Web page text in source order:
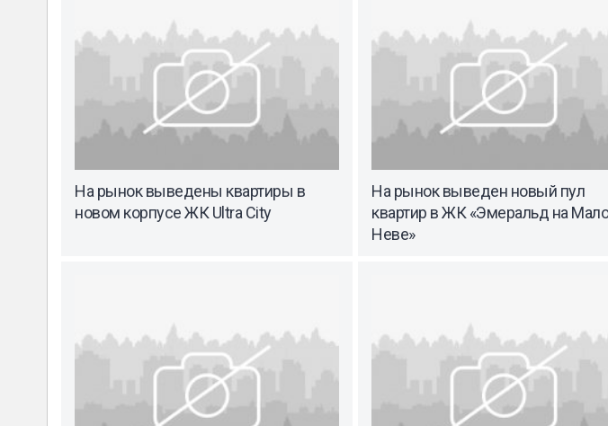
На рынок выведены квартиры в
новом корпусе ЖК Ultra City
На рынок выведен новый пул
квартир в ЖК «Эмеральд на
Неве»